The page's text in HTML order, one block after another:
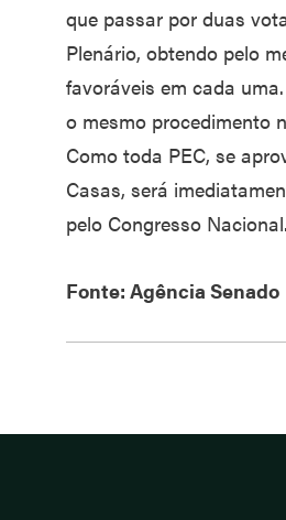
que passar por duas
Plenário, obtendo pelo
favoráveis em cada
o mesmo procedimento
Como toda PEC, se
Casas, será
pelo Congresso Nacional.
Fonte: Agência Senado